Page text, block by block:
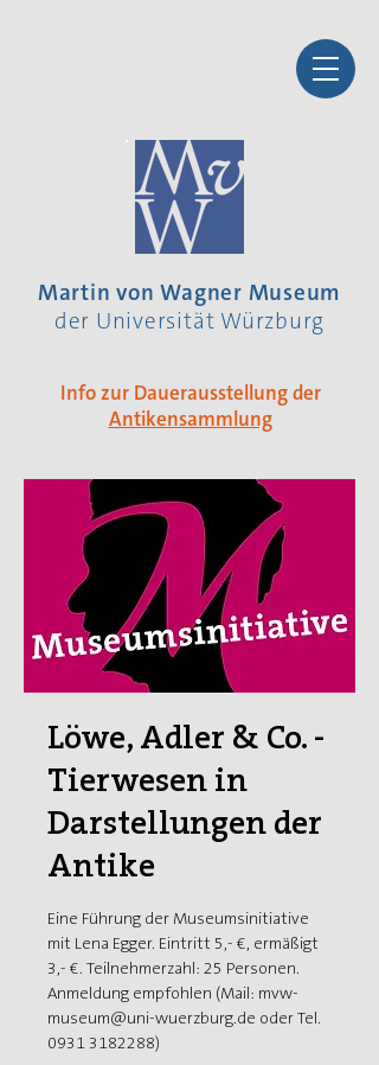
Martin von Wagner Museum
der Universität Würzburg
Info zur Dauerausstellung der
Antikensammlung
Löwe, Adler & Co. -
Tierwesen in
Darstellungen der
Antike
Eine Führung der Museumsinitiative
mit Lena Egger. Eintritt 5,- €, ermäßigt
3,- €. Teilnehmerzahl: 25 Personen.
Anmeldung empfohlen (Mail: mvw-
museum@uni-wuerzburg.de oder Tel.
0931 3182288)